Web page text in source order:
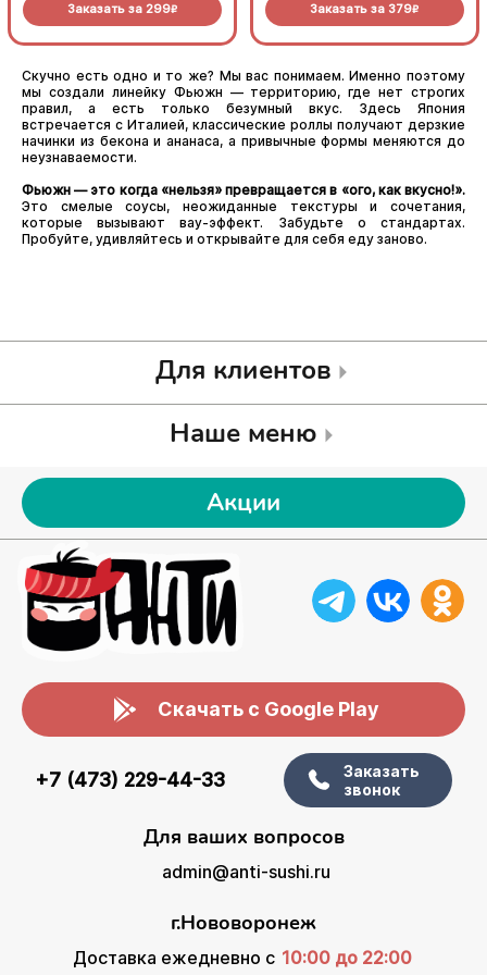
(8шт.)
Заказать за 299R золотистой корочкой. Соус
васаби добавляет блюду
как весеннее солнце (8шт.)
Заказать за 379R
Скучно есть одно и то же? Мы вас понимаем. Именно поэтому
мы создали линейку Фьюжн — территорию, где нет строгих
правил, а есть только безумный вкус. Здесь Япония
встречается с Италией, классические роллы получают дерзкие
начинки из бекона и ананаса, а привычные формы меняются до
неузнаваемости.
Фьюжн — это когда «нельзя» превращается в «ого, как вкусно!».
Это смелые соусы, неожиданные текстуры и сочетания,
которые вызывают вау-эффект. Забудьте о стандартах.
Пробуйте, удивляйтесь и открывайте для себя еду заново.
Для клиентов
Наше меню
Акции
Скачать с Google Play
+7 (473) 229-44-33
Заказать
звонок
Для ваших вопросов
admin@anti-sushi.ru
г.Нововоронеж
Доставка ежедневно с 10:00 до 22:00